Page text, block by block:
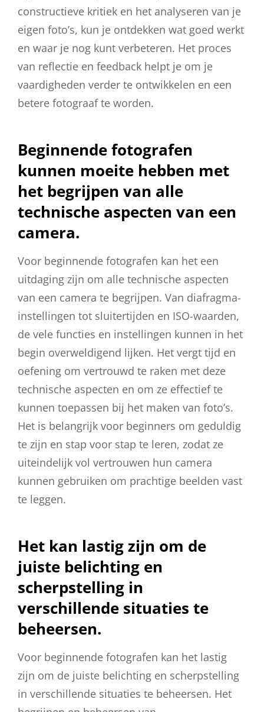
constructieve kritiek en het analyseren van je
eigen foto’s, kun je ontdekken wat goed werkt
en waar je nog kunt verbeteren. Het proces
van reflectie en feedback helpt je om je
vaardigheden verder te ontwikkelen en een
betere fotograaf te worden.
Beginnende fotografen
kunnen moeite hebben met
het begrijpen van alle
technische aspecten van een
camera.
Voor beginnende fotografen kan het een
uitdaging zijn om alle technische aspecten
van een camera te begrijpen. Van diafragma-
instellingen tot sluitertijden en ISO-waarden,
de vele functies en instellingen kunnen in het
begin overweldigend lijken. Het vergt tijd en
oefening om vertrouwd te raken met deze
technische aspecten en om ze effectief te
kunnen toepassen bij het maken van foto’s.
Het is belangrijk voor beginners om geduldig
te zijn en stap voor stap te leren, zodat ze
uiteindelijk vol vertrouwen hun camera
kunnen gebruiken om prachtige beelden vast
te leggen.
Het kan lastig zijn om de
juiste belichting en
scherpstelling in
verschillende situaties te
beheersen.
Voor beginnende fotografen kan het lastig
zijn om de juiste belichting en scherpstelling
in verschillende situaties te beheersen. Het